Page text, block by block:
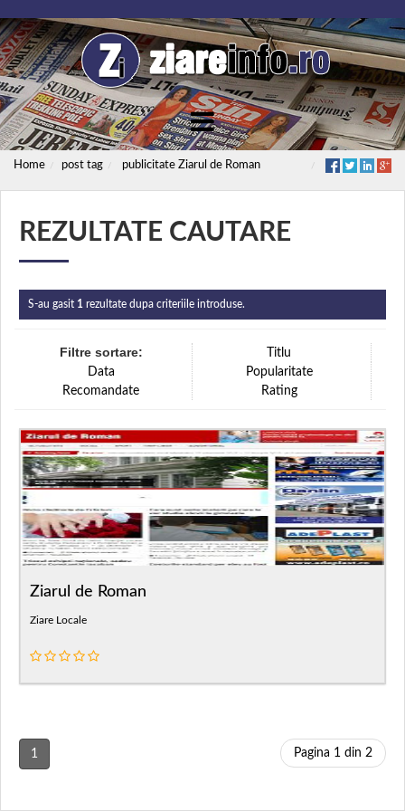
Home post tag publicitate Ziarul de Roman
REZULTATE CAUTARE
S-au gasit 1 rezultate dupa criteriile introduse.
Filtre sortare:
Titlu
Data
Popularitate
Recomandate
Rating
Ziarul de Roman
Ziare Locale
1 Pagina 1 din 2